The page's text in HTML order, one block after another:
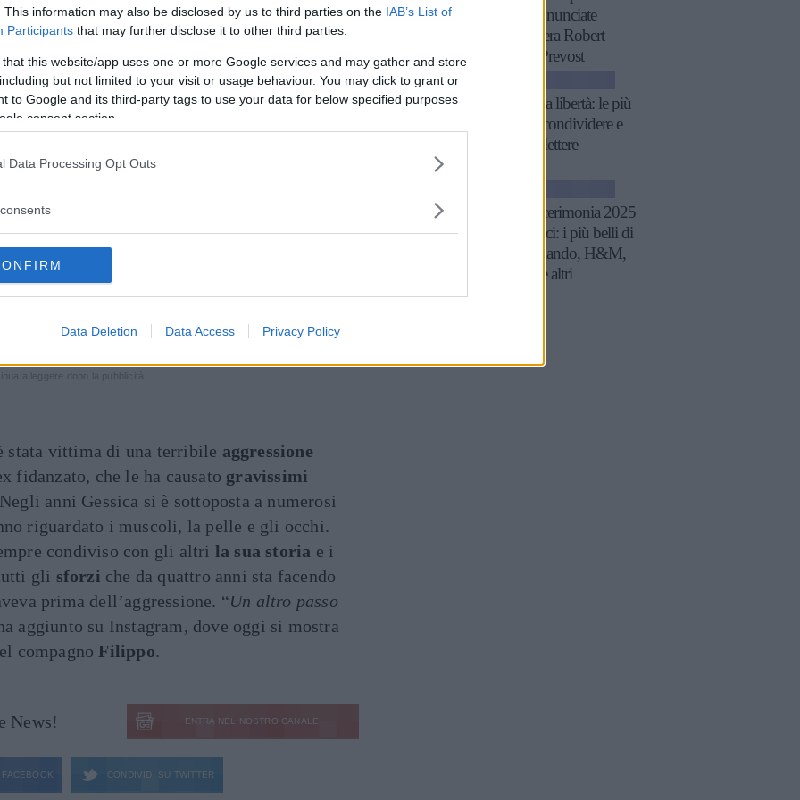
This information may also be disclosed by us to third parties on the IAB’s List of
Participants that may further disclose it to other third parties.
that this website/app uses one or more Google services and may gather and store
but not limited to your visit or usage behaviour. You may click to grant or
to Google and its third-party tags to use your data for below specified purposes
consent section.
Data Processing Opt Outs
Data Deletion Data Access Privacy Policy
GESSICA NOTARO (@gessicanotaroreal)
di cui tutti parlano non viene usato solo
cominciato a farlo da quando mi è’ stata
migliorare la funzionalità del viso. Lo
raggiunto risultati davvero eccellenti“, ha
la sua
infatti, non è quello di dimostrare qualche
stata vittima di una terribile aggressione
fidanzato, che le ha causato gravissimi
anni Gessica si è sottoposta a numerosi
riguardato i muscoli, la pelle e gli occhi.
condiviso con gli altri la sua storia e i
gli sforzi che da quattro anni sta facendo
prima dell’aggressione. “Un altro passo
aggiunto su Instagram, dove oggi si mostra
compagnoFilippo.
News! ENTRA NEL NOSTRO CANALE
FACEBOOK CONDIVIDI SU TWITTER
XIV, pronunciate
quando era Robert
Francis Prevost
Frasi sulla libertà: le più
belle da condividere e
su cui riflettere
Tailleur cerimonia 2025
economici: i più belli di
Zara, Zalando, H&M,
Mango e altri